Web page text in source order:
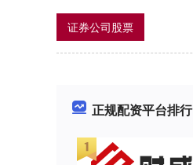
证券公司股票
正规配资平台排行